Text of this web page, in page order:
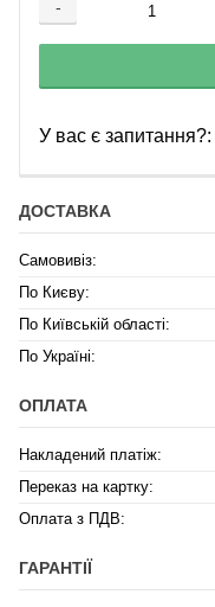
-
У вас є запитання?:
ДОСТАВКА
Самовивіз:
По Києву:
По Київській області:
По Україні:
ОПЛАТА
Накладений платіж:
Переказ на картку:
Оплата з ПДВ:
ГАРАНТІЇ